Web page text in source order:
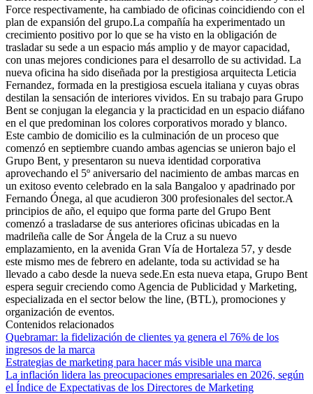
Force respectivamente, ha cambiado de oficinas coincidiendo con el
plan de expansión del grupo.La compañía ha experimentado un
crecimiento positivo por lo que se ha visto en la obligación de
trasladar su sede a un espacio más amplio y de mayor capacidad,
con unas mejores condiciones para el desarrollo de su actividad. La
nueva oficina ha sido diseñada por la prestigiosa arquitecta Leticia
Fernandez, formada en la prestigiosa escuela italiana y cuyas obras
destilan la sensación de interiores vividos. En su trabajo para Grupo
Bent se conjugan la elegancia y la practicidad en un espacio diáfano
en el que predominan los colores corporativos morado y blanco.
Este cambio de domicilio es la culminación de un proceso que
comenzó en septiembre cuando ambas agencias se unieron bajo el
Grupo Bent, y presentaron su nueva identidad corporativa
aprovechando el 5º aniversario del nacimiento de ambas marcas en
un exitoso evento celebrado en la sala Bangaloo y apadrinado por
Fernando Ónega, al que acudieron 300 profesionales del sector.A
principios de año, el equipo que forma parte del Grupo Bent
comenzó a trasladarse de sus anteriores oficinas ubicadas en la
madrileña calle de Sor Ángela de la Cruz a su nuevo
emplazamiento, en la avenida Gran Vía de Hortaleza 57, y desde
este mismo mes de febrero en adelante, toda su actividad se ha
llevado a cabo desde la nueva sede.En esta nueva etapa, Grupo Bent
espera seguir creciendo como Agencia de Publicidad y Marketing,
especializada en el sector below the line, (BTL), promociones y
organización de eventos.
Contenidos relacionados
Quebramar: la fidelización de clientes ya genera el 76% de los
ingresos de la marca
Estrategias de marketing para hacer más visible una marca
La inflación lidera las preocupaciones empresariales en 2026, según
el Índice de Expectativas de los Directores de Marketing